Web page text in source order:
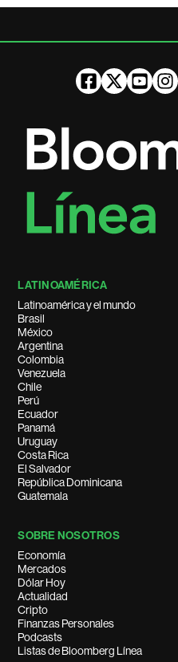
LATINOAMÉRICA
Latinoamérica y el mundo
Brasil
México
Argentina
Colombia
Venezuela
Chile
Perú
Ecuador
Panamá
Uruguay
Costa Rica
El Salvador
República Dominicana
Guatemala
SOBRE NOSOTROS
Economía
Mercados
Dólar Hoy
Actualidad
Cripto
Finanzas Personales
Podcasts
Listas de Bloomberg Línea